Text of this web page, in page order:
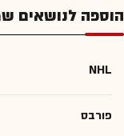
הוספה לנושאים
NHL
פורבס